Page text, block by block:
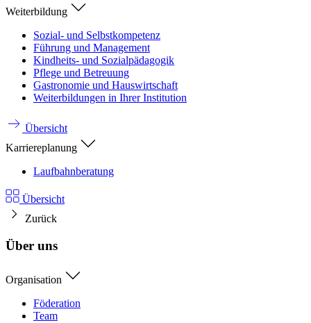
Weiterbildung
Sozial- und Selbstkompetenz
Führung und Management
Kindheits- und Sozialpädagogik
Pflege und Betreuung
Gastronomie und Hauswirtschaft
Weiterbildungen in Ihrer Institution
Übersicht
Karriereplanung
Laufbahnberatung
Übersicht
Zurück
Über uns
Organisation
Föderation
Team